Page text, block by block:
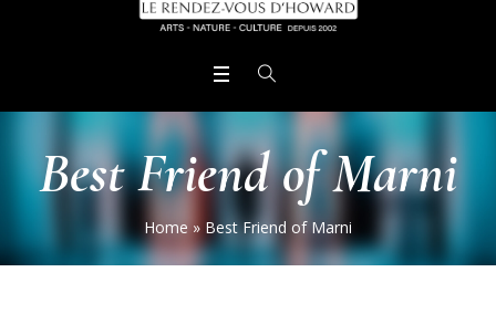
Best Friend of Marni
Home » Best Friend of Marni